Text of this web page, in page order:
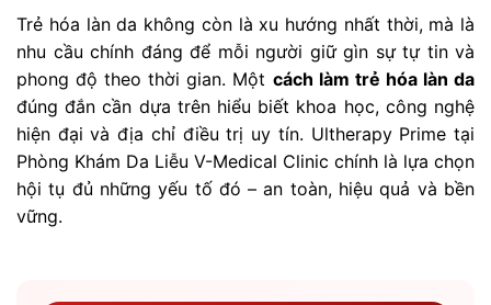
Trẻ hóa làn da không còn là xu hướng nhất thời, mà là
nhu cầu chính đáng để mỗi người giữ gìn sự tự tin và
phong độ theo thời gian. Một cách làm trẻ hóa làn da
đúng đắn cần dựa trên hiểu biết khoa học, công nghệ
hiện đại và địa chỉ điều trị uy tín. Ultherapy Prime tại
Phòng Khám Da Liễu V-Medical Clinic chính là lựa chọn
hội tụ đủ những yếu tố đó – an toàn, hiệu quả và bền
vững.